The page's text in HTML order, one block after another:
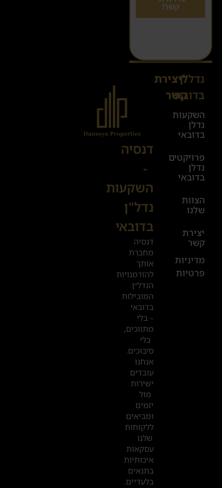
קשר!
נדל"ן
בדובאי
השקעות
נדלן
בדובאי
פרויקטים
נדלן
בדובאי
הצוות
שלנו
יצירת
קשר
מדיניות
פרטיות
ליצירת
קשר
א׳-ה׳
08:00-
00:00
יום ו׳
08:00-
17:00
+972
52
601
2019
המשרדים
שלנו
בדובאי
Sales@danesya.co.il
דנסיה
-
השקעות
נדל"ן
בדובאי
דנסיה
מחברת
אותך
להזדמנויות
הנדל״ן
המובילות
בדובאי
– בלי
מתווכים,
בלי
סיבוכים.
אנחנו
עובדים
ישירות
מול
יזמים
ומביאים
ללקוחות
שלנו
עסקאות
איכותיות
בתנאים
בלעדיים.